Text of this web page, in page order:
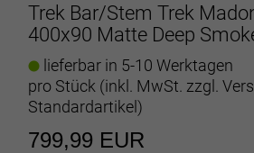
Trek Bar/Stem Trek
400x90 Matte Deep
lieferbar in 5-10 Werktagen
pro Stück (inkl. MwSt. zzgl.
Standardartikel)
799,99 EUR